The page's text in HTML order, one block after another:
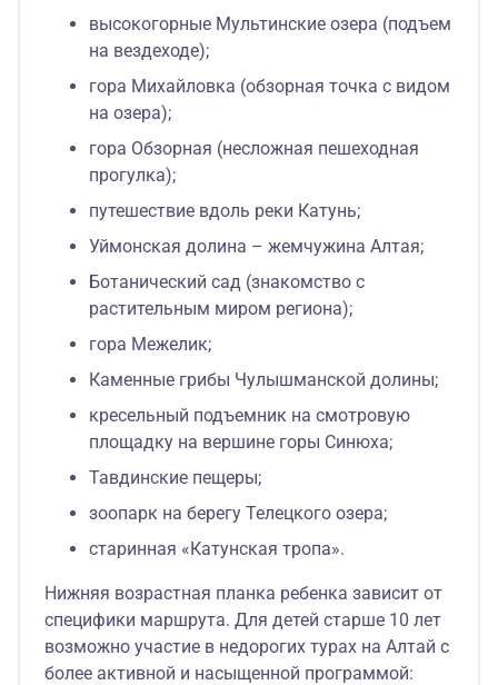
высокогорные Мультинские озера (подъем
на вездеходе);
гора Михайловка (обзорная точка с видом
на озера);
гора Обзорная (несложная пешеходная
прогулка);
путешествие вдоль реки Катунь;
Уймонская долина – жемчужина Алтая;
Ботанический сад (знакомство с
растительным миром региона);
гора Межелик;
Каменные грибы Чулышманской долины;
кресельный подъемник на смотровую
площадку на вершине горы Синюха;
Тавдинские пещеры;
зоопарк на берегу Телецкого озера;
старинная «Катунская тропа».
Нижняя возрастная планка ребенка зависит от
специфики маршрута. Для детей старше 10 лет
возможно участие в недорогих турах на Алтай с
более активной и насыщенной программой: